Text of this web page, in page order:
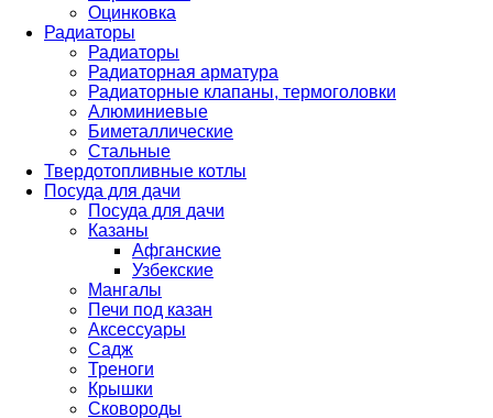
Оцинковка
Радиаторы
Радиаторы
Радиаторная арматура
Радиаторные клапаны, термоголовки
Алюминиевые
Биметаллические
Стальные
Твердотопливные котлы
Посуда для дачи
Посуда для дачи
Казаны
Афганские
Узбекские
Мангалы
Печи под казан
Аксессуары
Садж
Треноги
Крышки
Сковороды